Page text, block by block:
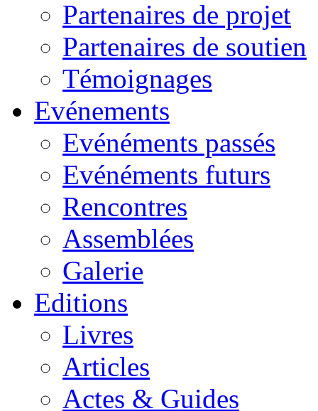
Partenaires de projet
Partenaires de soutien
Témoignages
Evénements
Evénéments passés
Evénéments futurs
Rencontres
Assemblées
Galerie
Editions
Livres
Articles
Actes & Guides